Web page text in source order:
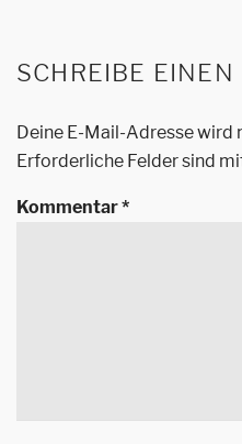
SCHREIBE
Deine E-Mail-Adresse
Erforderliche Felder sind
Kommentar*